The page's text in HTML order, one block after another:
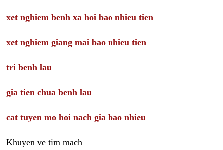
xet nghiem benh xa hoi bao nhieu tien
xet nghiem giang mai bao nhieu tien
tri benh lau
gia tien chua benh lau
cat tuyen mo hoi nach gia bao nhieu
Khuyen ve tim mach